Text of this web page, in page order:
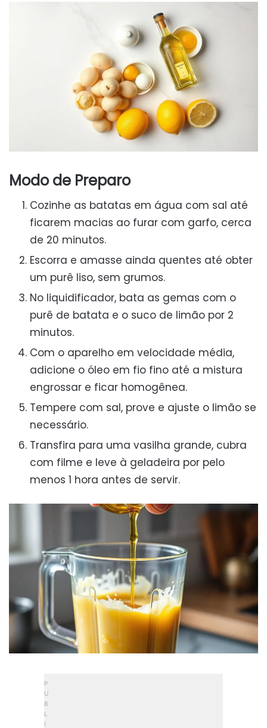
Modo de Preparo
Cozinhe as batatas em água com sal até
ficarem macias ao furar com garfo, cerca
de 20 minutos.
Escorra e amasse ainda quentes até obter
um purê liso, sem grumos.
No liquidificador, bata as gemas com o
purê de batata e o suco de limão por 2
minutos.
Com o aparelho em velocidade média,
adicione o óleo em fio fino até a mistura
engrossar e ficar homogênea.
Tempere com sal, prove e ajuste o limão se
necessário.
Transfira para uma vasilha grande, cubra
com filme e leve à geladeira por pelo
menos 1 hora antes de servir.